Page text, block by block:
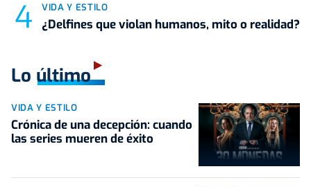
VIDA Y ESTILO
¿Delfines que violan humanos, mito o realidad?
Lo último
VIDA Y ESTILO
Crónica de una decepción: cuando
las series mueren de éxito